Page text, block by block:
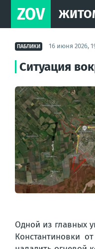
ZOV
ПАБЛИКИ 16 июня 2026,
Ситуация
Одной из главных
Константиновки